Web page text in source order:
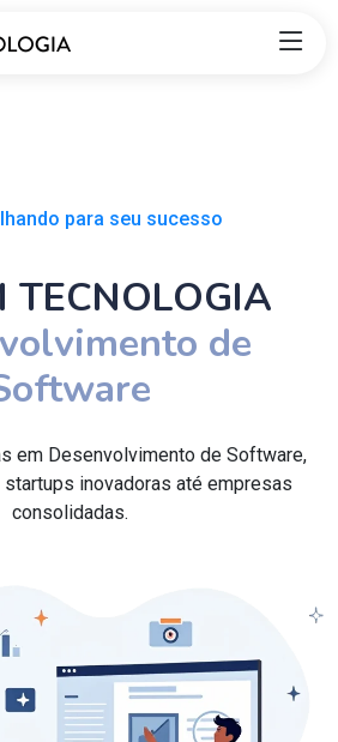
para seu sucesso
TECNOLOGIA
de
em Desenvolvimento de Software,
inovadoras até empresas
consolidadas.